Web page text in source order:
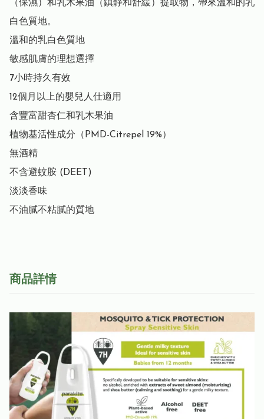
（保濕）和乳木果油（鎮靜和舒緩）提取物，帶來溫和的乳
白色質地。
溫和的乳白色質地
敏感肌膚的理想選擇
7小時持久有效
12個月以上的嬰兒人仕適用
含豐富甜杏仁和乳木果油
植物基活性成分（PMD-Citrepel 19%）
無酒精
不含避蚊胺 (DEET)
淡淡香味
不油膩不粘膩的質地
商品詳情